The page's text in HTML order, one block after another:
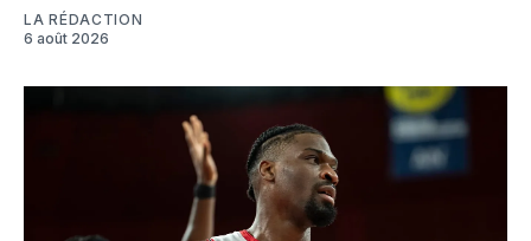
LA RÉDACTION
6 août 2026